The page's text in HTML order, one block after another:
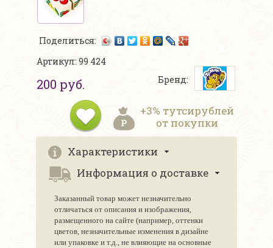
Поделиться:
Артикул: 99 424
200 руб. Бренд:
+3% тутсирублей
от покупки
Характеристики
Информация о доставке
Заказанный товар может незначительно
отличаться от описания и изображения,
размещенного на сайте (например, оттенки
цветов, незначительные изменения в дизайне
или упаковке и т.д., не влияющие на основные